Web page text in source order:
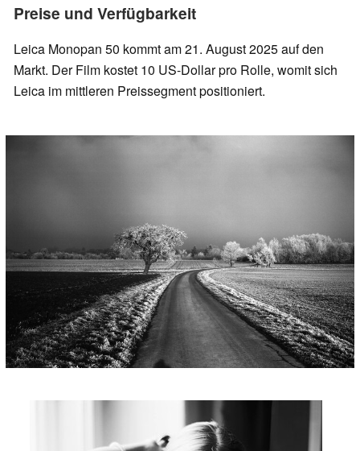
Preise und Verfügbarkeit
Leica Monopan 50 kommt am 21. August 2025 auf den
Markt. Der Film kostet 10 US-Dollar pro Rolle, womit sich
Leica im mittleren Preissegment positioniert.